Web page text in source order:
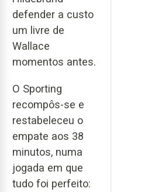
defender a custo
um livre de
Wallace
momentos antes.
O Sporting
recompôs-se e
restabeleceu o
empate aos 38
minutos, numa
jogada em que
tudo foi perfeito: